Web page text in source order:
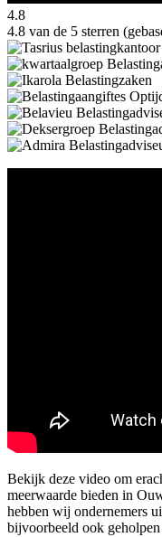
4.8
4.8 van de 5 sterren
Bekijk deze video om
meerwaarde bieden in
hebben wij ondernemers
bijvoorbeeld ook geholpen